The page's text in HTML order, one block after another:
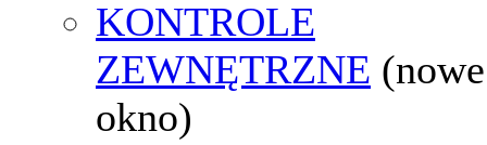
KONTROLE
ZEWNĘTRZNE (nowe
okno)